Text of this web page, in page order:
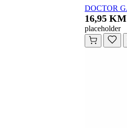
DOCTOR
16,95 KM
placeholder